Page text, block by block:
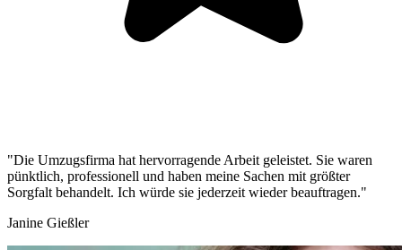
"Die Umzugsfirma hat hervorragende Arbeit geleistet. Sie waren
pünktlich, professionell und haben meine Sachen mit größter
Sorgfalt behandelt. Ich würde sie jederzeit wieder beauftragen."
Janine Gießler